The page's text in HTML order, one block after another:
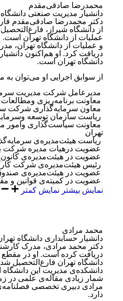
محمدرضا صادقی‌مقدم
دانشیار مدیریت صنعتی دانشگاه
دکتر محمدرضا صادقی‌مقدم
از دانشگاه شیراز،
عملیات از دانشگاه تهران است.
و عملیات از دانشگاه تهران،
دریافت کرد. او هم‌اکنون
دانشگاه تهران است.
از سوابق اجرایی او می‌توان به
مدیرعامل شرکت مدیریت
معاونت برنامه‌ریزی
معاون سرمایه‌گذاری شرکت
ریاست سازمان توسعه
معاونت سیاست‌گذاری وامور
تهران
ریاست هیئت‌مدیره‌ی
عضویت درهیات مدیره شرکت
عضویت در هیئت‌مدیره‌ی
رئیس هیئت‌مدیره‌ی شرکت
عضویت در هیئت‌مدیره‌ی
عضویت در کمیته‌ی قوانین و
نمایش بیشتر نمایش کمتر
محمد مرادی
دانشیار حسابداری دانشگاه
دکتر محمد مرادی، مدرک
دریافت کرده است. او در
دانشگاه تهران فارغ‌التحصیل
دانشکده‌ی مدیریت این
شمار زیادی مقاله‌ی علمی در
مرادی دبیری تخصصی
دارد.